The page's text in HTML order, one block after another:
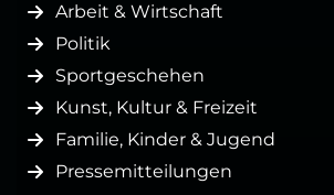
Arbeit & Wirtschaft
Politik
Sportgeschehen
Kunst, Kultur & Freizeit
Familie, Kinder & Jugend
Pressemitteilungen